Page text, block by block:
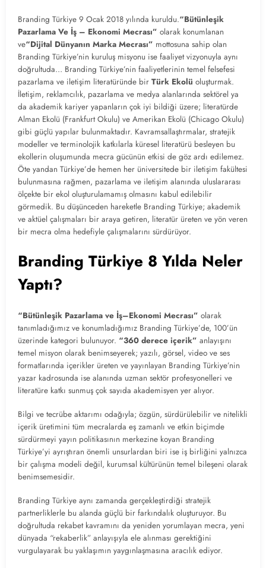
Branding Türkiye 9 Ocak 2018 yılında kuruldu.“Bütünleşik
Pazarlama Ve İş – Ekonomi Mecrası” olarak konumlanan
ve“Dijital Dünyanın Marka Mecrası” mottosuna sahip olan
Branding Türkiye’nin kuruluş misyonu ise faaliyet vizyonuyla aynı
doğrultuda… Branding Türkiye’nin faaliyetlerinin temel felsefesi
pazarlama ve iletişim literatüründe bir Türk Ekolü oluşturmak.
İletişim, reklamcılık, pazarlama ve medya alanlarında sektörel ya
da akademik kariyer yapanların çok iyi bildiği üzere; literatürde
Alman Ekolü (Frankfurt Okulu) ve Amerikan Ekolü (Chicago Okulu)
gibi güçlü yapılar bulunmaktadır. Kavramsallaştırmalar, stratejik
modeller ve terminolojik katkılarla küresel literatürü besleyen bu
ekollerin oluşumunda mecra gücünün etkisi de göz ardı edilemez.
Öte yandan Türkiye’de hemen her üniversitede bir iletişim fakültesi
bulunmasına rağmen, pazarlama ve iletişim alanında uluslararası
ölçekte bir ekol oluşturulamamış olmasını kabul edilebilir
görmedik. Bu düşünceden hareketle Branding Türkiye; akademik
ve aktüel çalışmaları bir araya getiren, literatür üreten ve yön veren
bir mecra olma hedefiyle çalışmalarını sürdürüyor.
Branding Türkiye 8 Yılda Neler
Yaptı?
“Bütünleşik Pazarlama ve İş–Ekonomi Mecrası” olarak
tanımladığımız ve konumladığımız Branding Türkiye’de, 100’ün
üzerinde kategori bulunuyor. “360 derece içerik” anlayışını
temel misyon olarak benimseyerek; yazılı, görsel, video ve ses
formatlarında içerikler üreten ve yayınlayan Branding Türkiye’nin
yazar kadrosunda ise alanında uzman sektör profesyonelleri ve
literatüre katkı sunmuş çok sayıda akademisyen yer alıyor.
Bilgi ve tecrübe aktarımı odağıyla; özgün, sürdürülebilir ve nitelikli
içerik üretimini tüm mecralarda eş zamanlı ve etkin biçimde
sürdürmeyi yayın politikasının merkezine koyan Branding
Türkiye’yi ayrıştıran önemli unsurlardan biri ise iş birliğini yalnızca
bir çalışma modeli değil, kurumsal kültürünün temel bileşeni olarak
benimsemesidir.
Branding Türkiye aynı zamanda gerçekleştirdiği stratejik
partnerliklerle bu alanda güçlü bir farkındalık oluşturuyor. Bu
doğrultuda rekabet kavramını da yeniden yorumlayan mecra, yeni
dünyada “rekaberlik” anlayışıyla ele alınması gerektiğini
vurgulayarak bu yaklaşımın yaygınlaşmasına aracılık ediyor.